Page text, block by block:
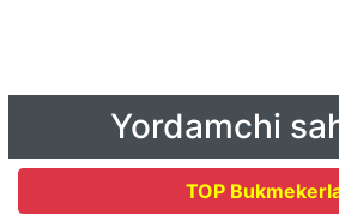
Yordamchi
TOP